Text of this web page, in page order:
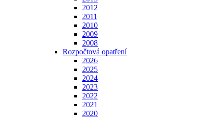
2012
2011
2010
2009
2008
Rozpočtová opatření
2026
2025
2024
2023
2022
2021
2020